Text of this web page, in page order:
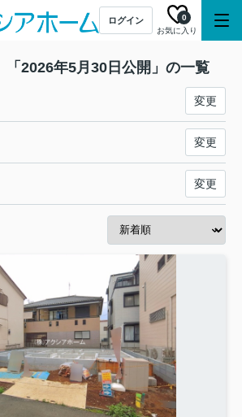
ログイン
お気に入り
0
「2026年5月30日公開」の一覧
変更
変更
変更